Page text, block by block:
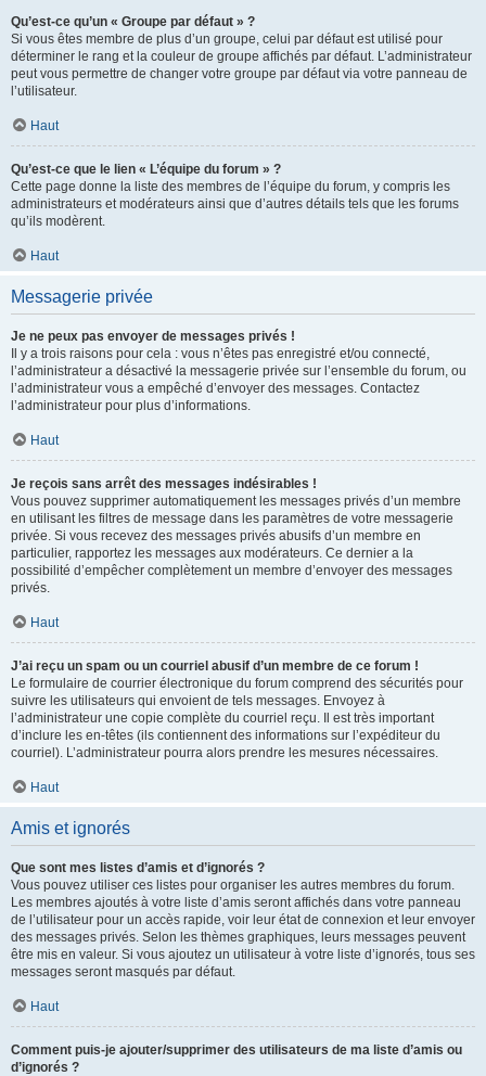
Qu’est-ce qu’un « Groupe par défaut » ?
Si vous êtes membre de plus d’un groupe, celui par défaut est utilisé pour
déterminer le rang et la couleur de groupe affichés par défaut. L’administrateur
peut vous permettre de changer votre groupe par défaut via votre panneau de
l’utilisateur.
Haut
Qu’est-ce que le lien « L’équipe du forum » ?
Cette page donne la liste des membres de l’équipe du forum, y compris les
administrateurs et modérateurs ainsi que d’autres détails tels que les forums
qu’ils modèrent.
Haut
Messagerie privée
Je ne peux pas envoyer de messages privés !
Il y a trois raisons pour cela : vous n’êtes pas enregistré et/ou connecté,
l’administrateur a désactivé la messagerie privée sur l’ensemble du forum, ou
l’administrateur vous a empêché d’envoyer des messages. Contactez
l’administrateur pour plus d’informations.
Haut
Je reçois sans arrêt des messages indésirables !
Vous pouvez supprimer automatiquement les messages privés d’un membre
en utilisant les filtres de message dans les paramètres de votre messagerie
privée. Si vous recevez des messages privés abusifs d’un membre en
particulier, rapportez les messages aux modérateurs. Ce dernier a la
possibilité d’empêcher complètement un membre d’envoyer des messages
privés.
Haut
J’ai reçu un spam ou un courriel abusif d’un membre de ce forum !
Le formulaire de courrier électronique du forum comprend des sécurités pour
suivre les utilisateurs qui envoient de tels messages. Envoyez à
l’administrateur une copie complète du courriel reçu. Il est très important
d’inclure les en-têtes (ils contiennent des informations sur l’expéditeur du
courriel). L’administrateur pourra alors prendre les mesures nécessaires.
Haut
Amis et ignorés
Que sont mes listes d’amis et d’ignorés ?
Vous pouvez utiliser ces listes pour organiser les autres membres du forum.
Les membres ajoutés à votre liste d’amis seront affichés dans votre panneau
de l’utilisateur pour un accès rapide, voir leur état de connexion et leur envoyer
des messages privés. Selon les thèmes graphiques, leurs messages peuvent
être mis en valeur. Si vous ajoutez un utilisateur à votre liste d’ignorés, tous ses
messages seront masqués par défaut.
Haut
Comment puis-je ajouter/supprimer des utilisateurs de ma liste d’amis ou
d’ignorés ?